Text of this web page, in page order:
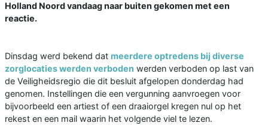
Holland Noord vandaag naar buiten gekomen met een
reactie.
Dinsdag werd bekend dat meerdere optredens bij diverse
zorglocaties werden verboden werden verboden op last van
de Veiligheidsregio die dit besluit afgelopen donderdag had
genomen. Instellingen die een vergunning aanvroegen voor
bijvoorbeeld een artiest of een draaiorgel kregen nul op het
rekest en een mail waarin het volgende viel te lezen.